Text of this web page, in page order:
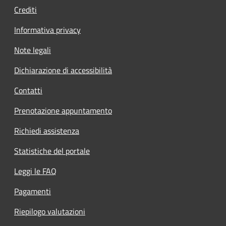
Crediti
Informativa privacy
Note legali
Dichiarazione di accessibilità
Contatti
Prenotazione appuntamento
Richiedi assistenza
Statistiche del portale
Leggi le FAQ
Pagamenti
Riepilogo valutazioni